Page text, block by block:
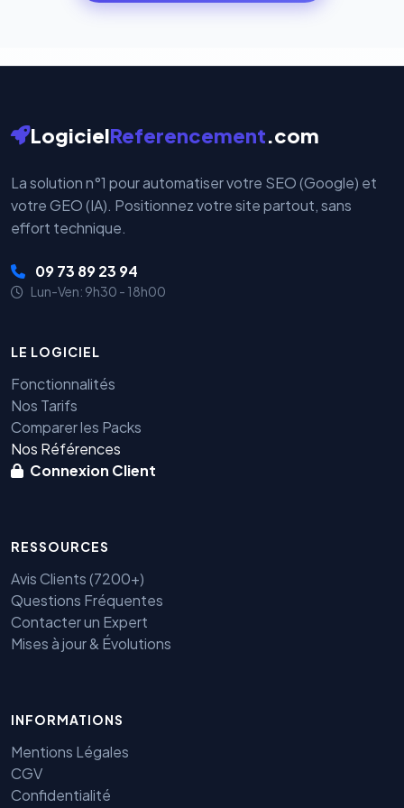
LogicielReferencement.com
La solution n°1 pour automatiser votre SEO (Google) et
votre GEO (IA). Positionnez votre site partout, sans
effort technique.
09 73 89 23 94
Lun-Ven: 9h30 - 18h00
LE LOGICIEL
Fonctionnalités
Nos Tarifs
Comparer les Packs
Nos Références
Connexion Client
RESSOURCES
Avis Clients (7200+)
Questions Fréquentes
Contacter un Expert
Mises à jour & Évolutions
INFORMATIONS
Mentions Légales
CGV
Confidentialité